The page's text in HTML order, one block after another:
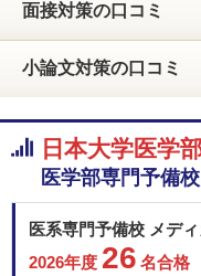
面接対策の口コミ
小論文対策の口コミ
日本大学医学
医学部専門予備
医系専門予備校 メデ
2026年度 26 名合格